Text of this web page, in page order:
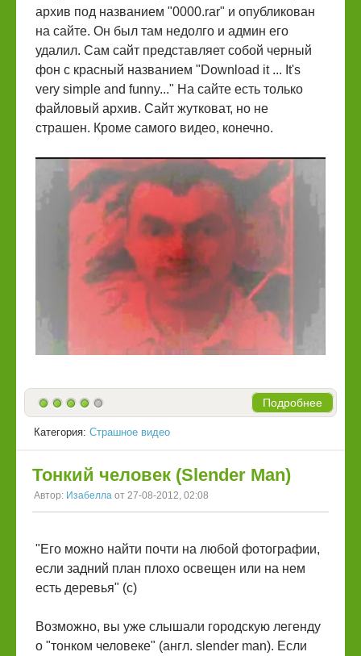
архив под названием "0000.rar" и опубликован
на сайте. Он был там недолго и админ его
удалил. Сам сайт представляет собой черный
фон с красный названием "Download it ... It's
very simple and funny..." На сайте есть только
файловый архив. Сайт жутковат, но не
страшен. Кроме самого видео, конечно.
Подробнее
Категория: Страшное видео
Тонкий человек (Slender Man)
Автор: Изабелла от 27-08-2012, 02:08
"Его можно найти почти на любой фотографии,
если задний план плохо освещен или на нем
есть деревья" (с)
Возможно, вы уже слышали городскую легенду
о "тонком человеке" (англ. slender man). Если